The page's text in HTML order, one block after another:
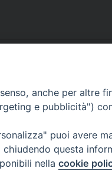
anche per altre
e pubblicità")
puoi avere
questa
nella cookie